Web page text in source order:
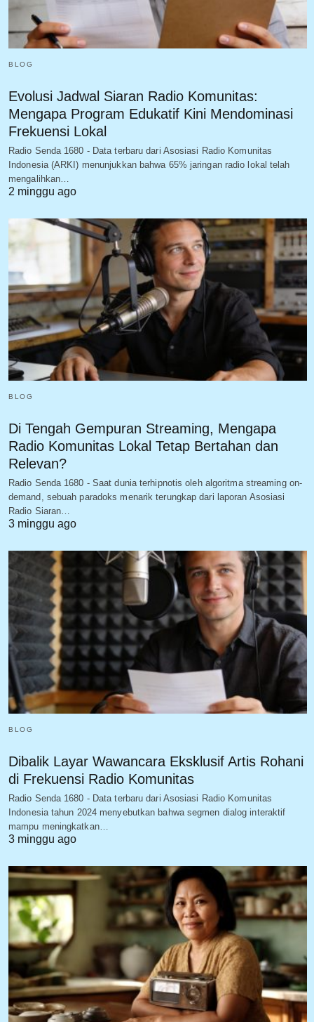
BLOG
Evolusi Jadwal Siaran Radio Komunitas:
Mengapa Program Edukatif Kini Mendominasi
Frekuensi Lokal
Radio Senda 1680 - Data terbaru dari Asosiasi Radio Komunitas
Indonesia (ARKI) menunjukkan bahwa 65% jaringan radio lokal telah
mengalihkan…
2 minggu ago
BLOG
Di Tengah Gempuran Streaming, Mengapa
Radio Komunitas Lokal Tetap Bertahan dan
Relevan?
Radio Senda 1680 - Saat dunia terhipnotis oleh algoritma streaming on-
demand, sebuah paradoks menarik terungkap dari laporan Asosiasi
Radio Siaran…
3 minggu ago
BLOG
Dibalik Layar Wawancara Eksklusif Artis Rohani
di Frekuensi Radio Komunitas
Radio Senda 1680 - Data terbaru dari Asosiasi Radio Komunitas
Indonesia tahun 2024 menyebutkan bahwa segmen dialog interaktif
mampu meningkatkan…
3 minggu ago